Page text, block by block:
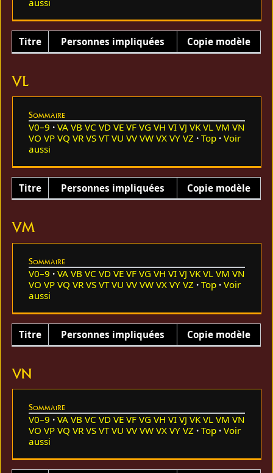
aussi
Titre Personnes impliquées Copie modèle
VL
Sommaire
V0–9 VA VB VC VD VE VF VG VH VI VJ VK VL VM VN
VO VP VQ VR VS VT VU VV VW VX VY VZ Top
Voir
aussi
Titre Personnes impliquées Copie modèle
VM
Sommaire
V0–9 VA VB VC VD VE VF VG VH VI VJ VK VL VM VN
VO VP VQ VR VS VT VU VV VW VX VY VZ Top
Voir
aussi
Titre Personnes impliquées Copie modèle
VN
Sommaire
V0–9 VA VB VC VD VE VF VG VH VI VJ VK VL VM VN
VO VP VQ VR VS VT VU VV VW VX VY VZ Top
Voir
aussi